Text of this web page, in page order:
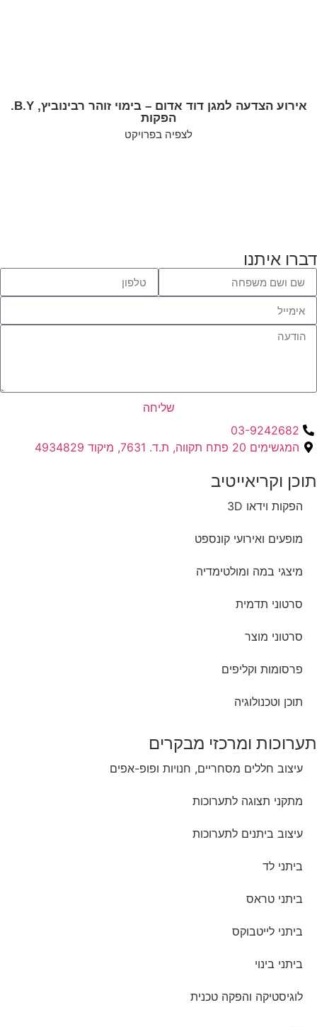
אירוע הצדעה למגן דוד אדום – בימוי זוהר רבינוביץ, B.Y.
הפקות
לצפיה בפרויקט
דברו איתנו
שליחה
03-9242682
המגשימים 20 פתח תקווה, ת.ד. 7631, מיקוד 4934829
תוכן וקריאייטיב ​
הפקות וידאו 3D
מופעים ואירועי קונספט
מיצגי במה ומולטימדיה
סרטוני תדמית
סרטוני מוצר
פרסומות וקליפים
תוכן וטכנולוגיה
תערוכות ומרכזי מבקרים
עיצוב חללים מסחריים, חנויות ופופ-אפים
מתקני תצוגה לתערוכות
עיצוב ביתנים לתערוכות
ביתני לד
ביתני טראס
ביתני לייטבוקס
ביתני בינוי
לוגיסטיקה והפקה טכנית